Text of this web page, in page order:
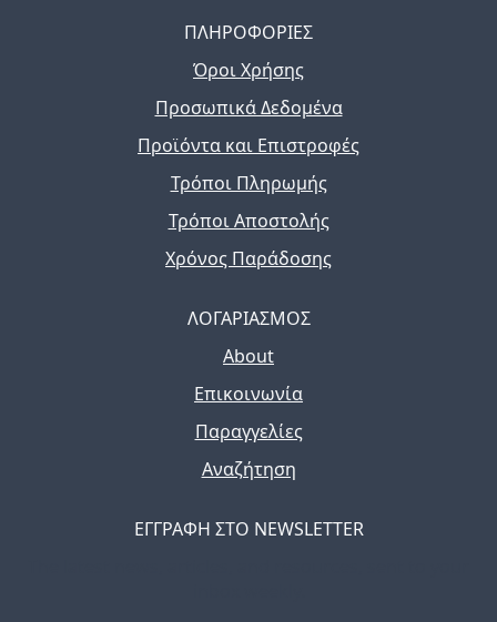
ΠΛΗΡΟΦΟΡΙΕΣ
Όροι Χρήσης
Προσωπικά Δεδομένα
Προϊόντα και Επιστροφές
Τρόποι Πληρωμής
Τρόποι Αποστολής
Χρόνος Παράδοσης
ΛΟΓΑΡΙΑΣΜΟΣ
About
Επικοινωνία
Παραγγελίες
Αναζήτηση
ΕΓΓΡΑΦΗ ΣΤΟ NEWSLETTER